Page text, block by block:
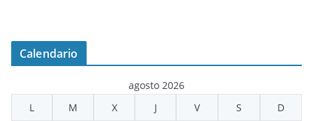
Calendario
agosto 2026
L
M X J V S D